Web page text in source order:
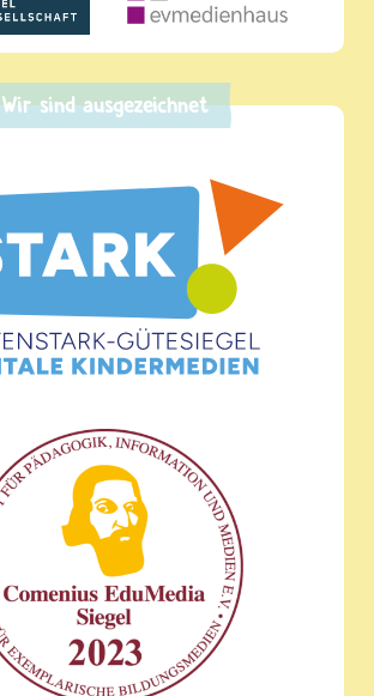
Wir sind ausgezeichnet